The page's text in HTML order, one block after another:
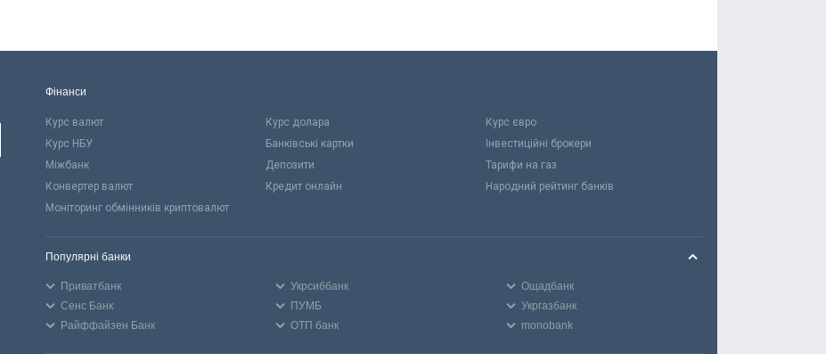
Фінанси
Курс валют Курс долара
Курс євро
Курс НБУ
Банківські картки
Інвестиційні брокери
Міжбанк
Депозити
Тарифи на газ
Конвертер валют
Кредит онлайн
Народний рейтинг банків
Моніторинг обмінників криптовалют
Популярні банки
Приватбанк Укрсиббанк
Ощадбанк
Сенс Банк
ПУМБ
Укргазбанк
Райффайзен Банк
ОТП банк monobank